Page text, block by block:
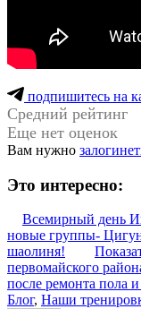
подпишитесь на
Средний рейтинг
Еще нет оценок
Вам нужно
Это интересно:
Всемирный день
новые группы-
шаолиня!
первомайского
после ремонта пола и
Блог, Наши